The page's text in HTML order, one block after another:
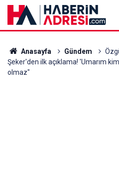
Anasayfa Gündem
Şeker'den ilk açıklama! 'Umarım
olmaz"